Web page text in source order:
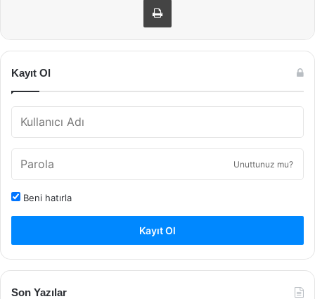
Kayıt Ol
Unuttunuz mu?
Beni hatırla
Kayıt Ol
Son Yazılar